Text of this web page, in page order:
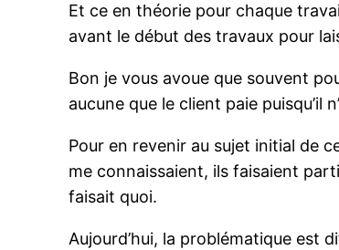
Et ce en théorie pour chaque
avant le début des travaux pour
Bon je vous avoue que souvent
aucune que le client paie puisqu’il
Pour en revenir au sujet initial de
me connaissaient, ils faisaient
faisait quoi.
Aujourd’hui, la problématique est